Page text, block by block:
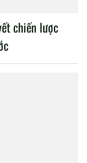
chiến lược